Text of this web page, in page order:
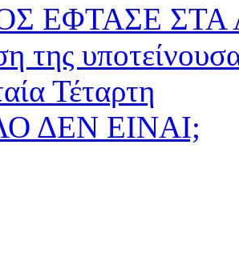
ΕΦΤΑΣΕ ΣΤΑ
της
Τέταρτη
ΔΕΝ ΕΙΝΑΙ;